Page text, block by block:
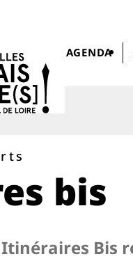
AGENDA
bis
Bis